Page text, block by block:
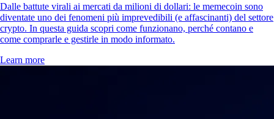
Dalle battute virali ai mercati da milioni di dollari: le memecoin sono
diventate uno dei fenomeni più imprevedibili (e affascinanti) del settore
crypto. In questa guida scopri come funzionano, perché contano e
come comprarle e gestirle in modo informato.
Learn more